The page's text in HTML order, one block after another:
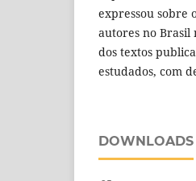
expressou sobre
autores no Brasil
dos textos
estudados, com
DOWNLOADS